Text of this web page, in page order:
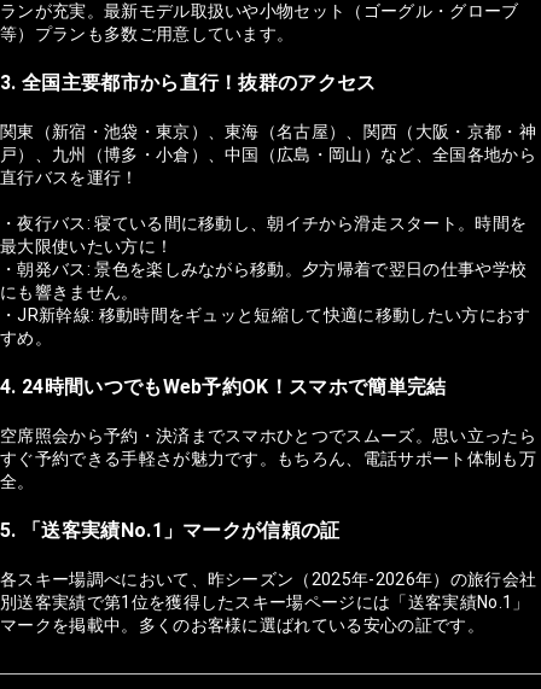
ランが充実。最新モデル取扱いや小物セット（ゴーグル・グローブ
等）プランも多数ご用意しています。
3. 全国主要都市から直行！抜群のアクセス
関東（新宿・池袋・東京）、東海（名古屋）、関西（大阪・京都・神
戸）、九州（博多・小倉）、中国（広島・岡山）など、全国各地から
直行バスを運行！
・夜行バス: 寝ている間に移動し、朝イチから滑走スタート。時間を
最大限使いたい方に！
・朝発バス: 景色を楽しみながら移動。夕方帰着で翌日の仕事や学校
にも響きません。
・JR新幹線: 移動時間をギュッと短縮して快適に移動したい方におす
すめ。
4. 24時間いつでもWeb予約OK！スマホで簡単完結
空席照会から予約・決済までスマホひとつでスムーズ。思い立ったら
すぐ予約できる手軽さが魅力です。もちろん、電話サポート体制も万
全。
5. 「送客実績No.1」マークが信頼の証
各スキー場調べにおいて、昨シーズン（2025年-2026年）の旅行会社
別送客実績で第1位を獲得したスキー場ページには「送客実績No.1」
マークを掲載中。多くのお客様に選ばれている安心の証です。